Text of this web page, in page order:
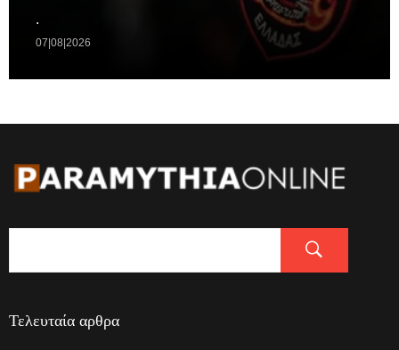
.
07|08|2026
Τελευταία αρθρα